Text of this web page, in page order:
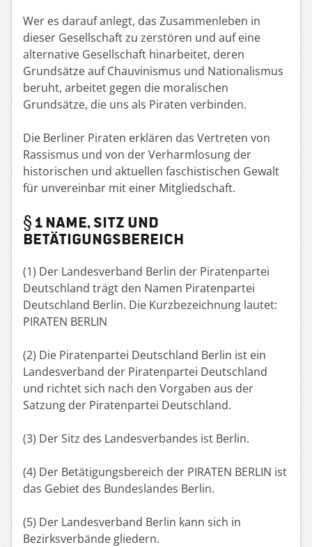
Wer es darauf anlegt, das Zusammenleben in
dieser Gesellschaft zu zerstören und auf eine
alternative Gesellschaft hinarbeitet, deren
Grundsätze auf Chauvinismus und Nationalismus
beruht, arbeitet gegen die moralischen
Grundsätze, die uns als Piraten verbinden.
Die Berliner Piraten erklären das Vertreten von
Rassismus und von der Verharmlosung der
historischen und aktuellen faschistischen Gewalt
für unvereinbar mit einer Mitgliedschaft.
§ 1 NAME, SITZ UND
BETÄTIGUNGSBEREICH
(1) Der Landesverband Berlin der Piratenpartei
Deutschland trägt den Namen Piratenpartei
Deutschland Berlin. Die Kurzbezeichnung lautet:
PIRATEN BERLIN
(2) Die Piratenpartei Deutschland Berlin ist ein
Landesverband der Piratenpartei Deutschland
und richtet sich nach den Vorgaben aus der
Satzung der Piratenpartei Deutschland.
(3) Der Sitz des Landesverbandes ist Berlin.
(4) Der Betätigungsbereich der PIRATEN BERLIN ist
das Gebiet des Bundeslandes Berlin.
(5) Der Landesverband Berlin kann sich in
Bezirksverbände gliedern.